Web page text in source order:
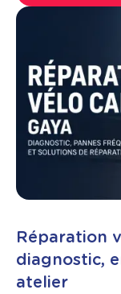
Réparation
diagnostic,
atelier